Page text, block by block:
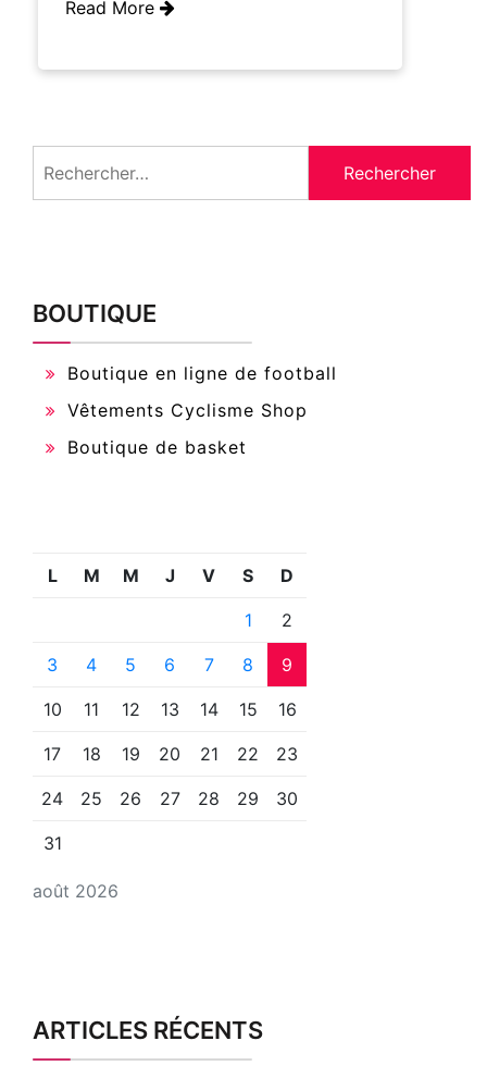
Read More
BOUTIQUE
Boutique en ligne de football
Vêtements Cyclisme Shop
Boutique de basket
août 2026
L M M J V S D
1 2
3 4 5 6 7 8 9
10 11 12 13 14 15 16
17 18 19 20 21 22 23
24 25 26 27 28 29 30
31
ARTICLES RÉCENTS